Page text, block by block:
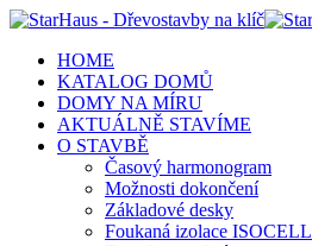
HOME
KATALOG DOMŮ
DOMY NA MÍRU
AKTUÁLNĚ STAVÍME
O STAVBĚ
Časový harmonogram
Možnosti dokončení
Základové desky
Foukaná izolace ISOCELL